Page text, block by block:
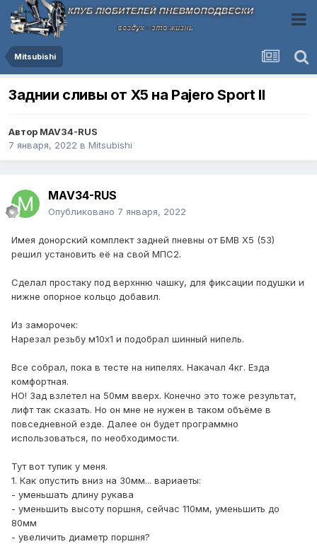
Mitsubishi
Заднии сливы от Х5 на Pajero Sport II
Автор MAV34-RUS
7 января, 2022 в Mitsubishi
MAV34-RUS
Опубликовано 7 января, 2022
Имея донорский комплект задней пневны от БМВ Х5 (53)
решил установить её на свой МПС2.
Сделал простаку под верхнню чашку, для фиксации подушки и
нижне опорное кольцо добавил.
Из заморочек:
Нарезал резьбу м10х1 и подобрал шинный нипель.
Все собрал, пока в тесте на нипелях. Накачал 4кг. Езда
комфортная.
НО! Зад взлетел на 50мм вверх. Конечно это тоже результат,
лифт так сказать. Но он мне не нужен в таком объёме в
повседневной езде. Далее он будет программно
использоваться, по необходимости.
Тут вот тупик у меня.
1. Как опустить вниз на 30мм... вариаеты:
- уменьшать длину рукава
- уменьшить высоту поршня, сейчас 110мм, уменьшить до
80мм
- увеличить диаметр поршня?